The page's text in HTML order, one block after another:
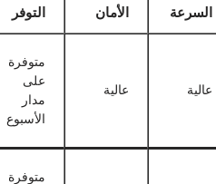
السرعة الأمان التوفر
عالية عالية
متوفرة
على
مدار
الأسبوع
متوفرة